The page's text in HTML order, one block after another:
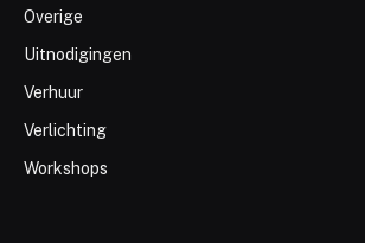
Overige
Uitnodigingen
Verhuur
Verlichting
Workshops